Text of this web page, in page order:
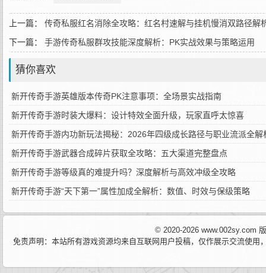
上一篇： 传奇私服红名消除全攻略：红名村速解与挂机慢消双路径解
下一篇： 手游传奇私服群攻技能深度解析：PK实战效果与策略运用
猜你喜欢
新开传奇手游英雄版本传奇PK注意事项：全场景实战指南
新开传奇手游时装大爆料：设计特效全面升级，玩家直呼太惊喜
新开传奇手游内功新玩法揭秘：2026年四级成长路径与职业流派全解
新开传奇手游武器合成碎片获取全攻略：五大渠道完整盘点
新开传奇手游等级真的难提升吗？深度解析与高效冲级全攻略
新开传奇手游“天下第一”属性加成全解析：数值、时效与保级策略
© 2020-2026 www.002sy.com
免责声明：本站所有游戏资源均来自互联网用户投稿，仅作展示交流使